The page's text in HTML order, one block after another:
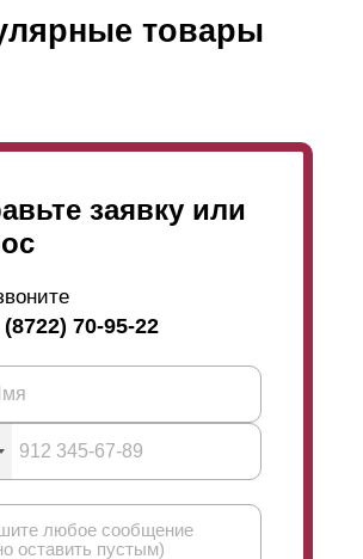
товары
заявку или
70-95-22